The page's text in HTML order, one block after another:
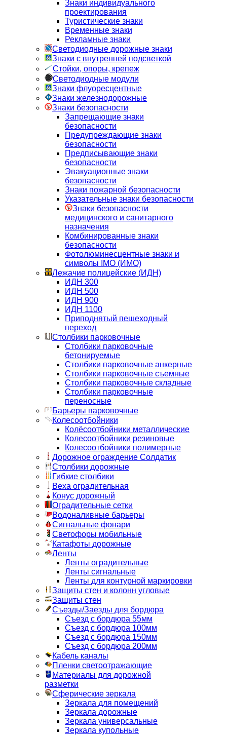
Знаки индивидуального
проектирования
Туристические знаки
Временные знаки
Рекламные знаки
Светодиодные дорожные знаки
Знаки с внутренней подсветкой
Стойки, опоры, крепеж
Светодиодные модули
Знаки флуоресцентные
Знаки железнодорожные
Знаки безопасности
Запрещающие знаки
безопасности
Предупреждающие знаки
безопасности
Предписывающие знаки
безопасности
Эвакуационные знаки
безопасности
Знаки пожарной безопасности
Указательные знаки безопасности
Знаки безопасности
медицинского и санитарного
назначения
Комбинированные знаки
безопасности
Фотолюминесцентные знаки и
символы IMO (ИМО)
Лежачие полицейские (ИДН)
ИДН 300
ИДН 500
ИДН 900
ИДН 1100
Приподнятый пешеходный
переход
Столбики парковочные
Столбики парковочные
бетонируемые
Столбики парковочные анкерные
Столбики парковочные съемные
Столбики парковочные складные
Столбики парковочные
переносные
Барьеры парковочные
Колесоотбойники
Колёсоотбойники металлические
Колесоотбойники резиновые
Колесоотбойники полимерные
Дорожное ограждение Солдатик
Столбики дорожные
Гибкие столбики
Веха оградительная
Конус дорожный
Оградительные сетки
Водоналивные барьеры
Сигнальные фонари
Светофоры мобильные
Катафоты дорожные
Ленты
Ленты оградительные
Ленты сигнальные
Ленты для контурной маркировки
Защиты стен и колонн угловые
Защиты стен
Съезды/Заезды для бордюра
Съезд с бордюра 55мм
Съезд с бордюра 100мм
Съезд с бордюра 150мм
Съезд с бордюра 200мм
Кабель каналы
Пленки светоотражающие
Материалы для дорожной
разметки
Сферические зеркала
Зеркала для помещений
Зеркала дорожные
Зеркала универсальные
Зеркала купольные